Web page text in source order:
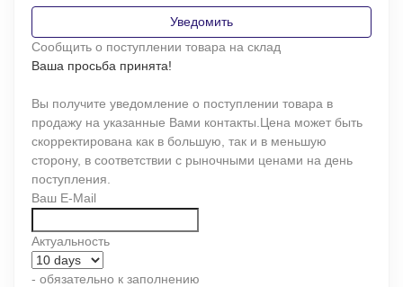
Уведомить
Сообщить о поступлении товара на склад
Ваша просьба принята!
Вы получите уведомление о поступлении товара в
продажу на указанные Вами контакты.Цена может быть
скорректирована как в большую, так и в меньшую
сторону, в соответствии с рыночными ценами на день
поступления.
Ваш E-Mail
Актуальность
- обязательно к заполнению